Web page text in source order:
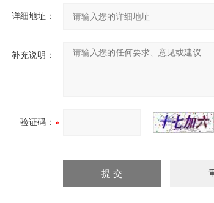
详细地址：
补充说明：
验证码：